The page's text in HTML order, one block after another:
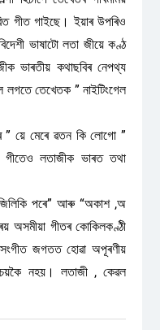
গীত গাইছে। ইয়াৰ উপৰিও
ভাষাটো লতা জীয়ে কণ্ঠ
ভাৰতীয় কথাছবিৰ নেপথ্য
লগতে তেখেতক ” নাইটিংগেল
” য়ে মেৰে ৱতন কি লোগো ”
গীতেও লতাজীক ভাৰত তথা
জিলিকি পৰে” আৰু “অকাশ ,অ
অসমীয়া গীতৰ কোকিলকণ্ঠী
জগতত হোৱা অপূৰণীয়
নহয়। লতাজী , কেৱল